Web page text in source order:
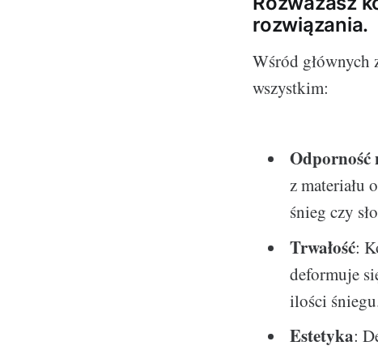
rozwiązania.
Wśród głównych
wszystkim:
Odporność
z materiału
śnieg czy
Trwałość:
deformuje
ilości
Estetyka: